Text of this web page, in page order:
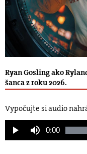
Ryan Gosling ako
šanca z roku 2026.
Vypočujte si audio
Play MuteCurrent
0:00